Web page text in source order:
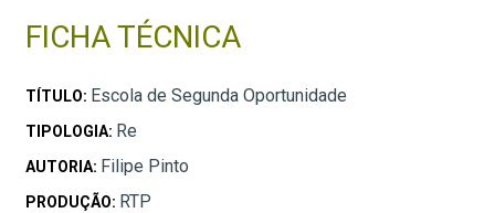
FICHA TÉCNICA
TÍTULO: Escola de Segunda Oportunidade
TIPOLOGIA: Re
AUTORIA: Filipe Pinto
PRODUÇÃO: RTP